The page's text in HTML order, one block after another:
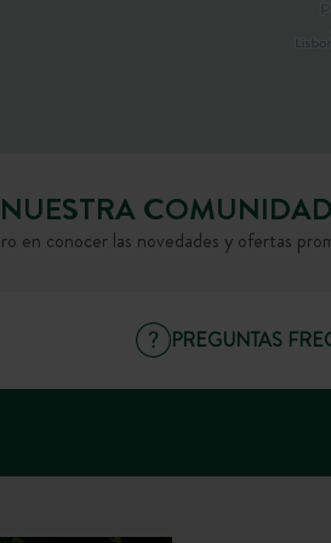
en conocer las novedades y ofertas
PREGUNTAS